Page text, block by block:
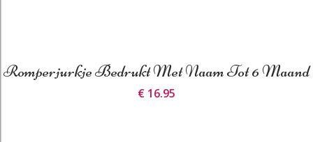
Romperjurkje Bedrukt Met Naam Tot 6 Maand
€ 16.95